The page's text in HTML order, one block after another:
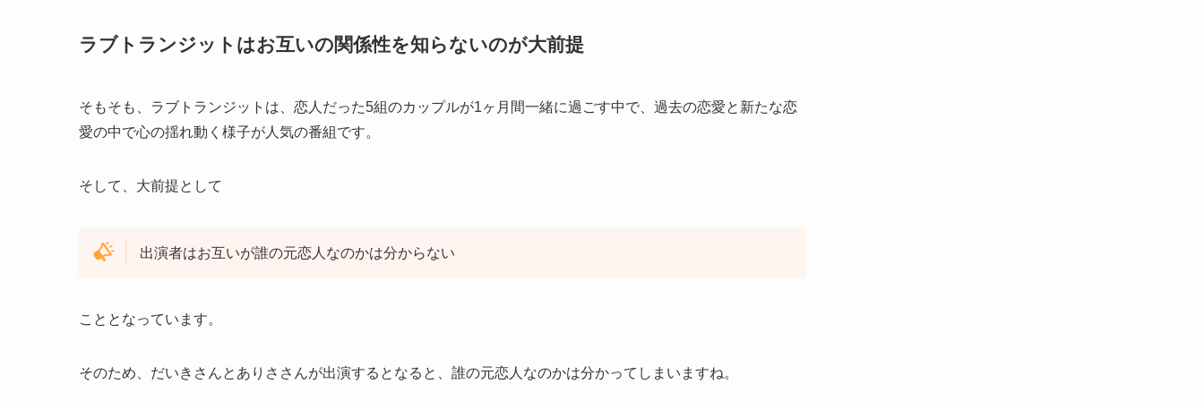
ラブトランジットはお互いの関係性を知らないのが大前提
そもそも、ラブトランジットは、恋人だった5組のカップルが1ヶ月間一緒に過ごす中で、過去の恋愛と新たな恋
愛の中で心の揺れ動く様子が人気の番組です。
そして、大前提として
出演者はお互いが誰の元恋人なのかは分からない
こととなっています。
そのため、だいきさんとありささんが出演するとなると、誰の元恋人なのかは分かってしまいますね。